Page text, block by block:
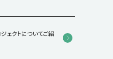
ェクトについてご紹